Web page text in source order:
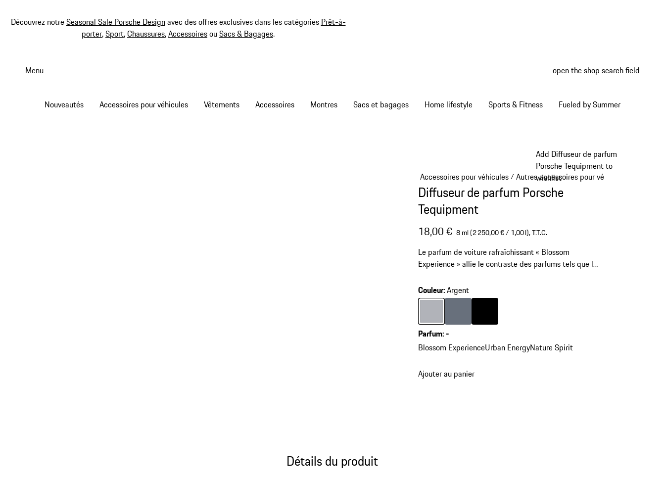
Découvrez notreSeasonal Sale Porsche Designavec des offres exclusives dans les catégories Prêt-à-
porter,Sport,Chaussures,AccessoiresouSacs & Bagages.
Menu open the shop search field
Nouveautés Accessoires pour véhicules Vêtements Accessoires Montres Sacs et bagages Home lifestyle Sports & Fitness Fueled by Summer
Add Diffuseur de parfum
Porsche Tequipment to
wishlist
Accessoires pour véhicules/ Autres accessoires pour véhicule
Diffuseur de parfum Porsche
Tequipment
18,00 € 8 ml (2 250,00 € / 1,00 l),T.T.C.
Le parfum de voiture rafraîchissant « Blossom
Experience » allie le contraste des parfums tels que la
parfum léger, fruité et fleuri au véhicule.
Couleur:Argent
CouleurArgent
Couleur Argent Foncé
Couleur
Parfum:-
Blossom ExperienceUrban EnergyNature Spirit
Ajouter au panier
Détails du produit